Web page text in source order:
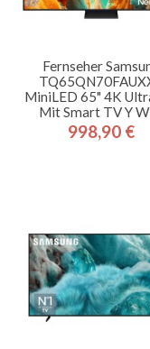
Fernseher
MiniLED 65" 4K
Mit Smart TV Y
Preis
998,90 €